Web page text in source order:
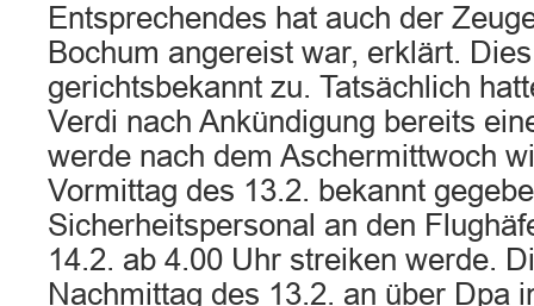
Entsprechendes hat auch der
Bochum angereist war, erklärt.
gerichtsbekannt zu. Tatsächlich
Verdi nach Ankündigung bereits
werde nach dem Aschermittwoch
Vormittag des 13.2. bekannt
Sicherheitspersonal an den
14.2. ab 4.00 Uhr streiken werde.
Nachmittag des 13.2. an über Dpa